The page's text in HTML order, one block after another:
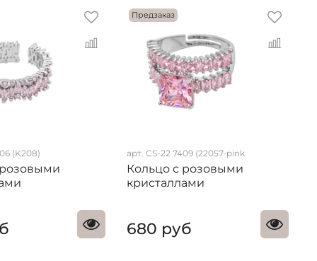
(K208)
Предзаказ
арт. CS-22 7409 (22057-pink
Кольцо с розовыми
кристаллами
680 руб